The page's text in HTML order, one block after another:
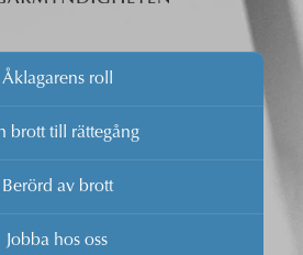
Åklagarens roll
brott till rättegång
Berörd av brott
Jobba hos oss